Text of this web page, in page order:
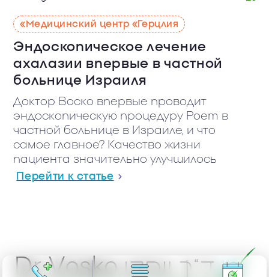
Медицинский центр «Герцлия»
Эндоскопическое лечение
ахалазии впервые в частной
больнице Израиля
Доктор Воско впервые проводит
эндоскопическую процедуру Poem в
частной больнице в Израиле, и что
самое главное? Качество жизни
пациента значительно улучшилось
Перейти к статье